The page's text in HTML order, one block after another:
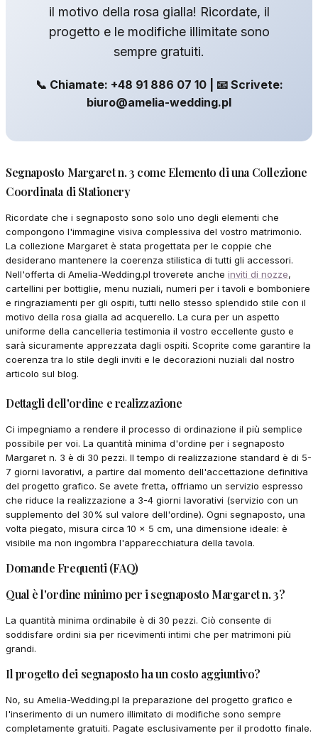
il motivo della rosa gialla! Ricordate, il
progetto e le modifiche illimitate sono
sempre gratuiti.
📞 Chiamate: +48 91 886 07 10 | 📧 Scrivete:
biuro@amelia-wedding.pl
Segnaposto Margaret n. 3 come Elemento di una Collezione
Coordinata di Stationery
Ricordate che i segnaposto sono solo uno degli elementi che
compongono l'immagine visiva complessiva del vostro matrimonio.
La collezione Margaret è stata progettata per le coppie che
desiderano mantenere la coerenza stilistica di tutti gli accessori.
Nell'offerta di Amelia-Wedding.pl troverete anche inviti di nozze,
cartellini per bottiglie, menu nuziali, numeri per i tavoli e bomboniere
e ringraziamenti per gli ospiti, tutti nello stesso splendido stile con il
motivo della rosa gialla ad acquerello. La cura per un aspetto
uniforme della cancelleria testimonia il vostro eccellente gusto e
sarà sicuramente apprezzata dagli ospiti. Scoprite come garantire la
coerenza tra lo stile degli inviti e le decorazioni nuziali dal nostro
articolo sul blog.
Dettagli dell'ordine e realizzazione
Ci impegniamo a rendere il processo di ordinazione il più semplice
possibile per voi. La quantità minima d'ordine per i segnaposto
Margaret n. 3 è di 30 pezzi. Il tempo di realizzazione standard è di 5-
7 giorni lavorativi, a partire dal momento dell'accettazione definitiva
del progetto grafico. Se avete fretta, offriamo un servizio espresso
che riduce la realizzazione a 3-4 giorni lavorativi (servizio con un
supplemento del 30% sul valore dell'ordine). Ogni segnaposto, una
volta piegato, misura circa 10 x 5 cm, una dimensione ideale: è
visibile ma non ingombra l'apparecchiatura della tavola.
Domande Frequenti (FAQ)
Qual è l'ordine minimo per i segnaposto Margaret n. 3?
La quantità minima ordinabile è di 30 pezzi. Ciò consente di
soddisfare ordini sia per ricevimenti intimi che per matrimoni più
grandi.
Il progetto dei segnaposto ha un costo aggiuntivo?
No, su Amelia-Wedding.pl la preparazione del progetto grafico e
l'inserimento di un numero illimitato di modifiche sono sempre
completamente gratuiti. Pagate esclusivamente per il prodotto finale.